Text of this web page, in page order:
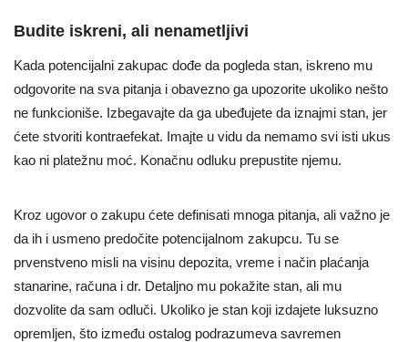
Budite iskreni, ali nenametljivi
Kada potencijalni zakupac dođe da pogleda stan, iskreno mu
odgovorite na sva pitanja i obavezno ga upozorite ukoliko nešto
ne funkcioniše. Izbegavajte da ga ubeđujete da iznajmi stan, jer
ćete stvoriti kontraefekat. Imajte u vidu da nemamo svi isti ukus
kao ni platežnu moć. Konačnu odluku prepustite njemu.
Kroz ugovor o zakupu ćete definisati mnoga pitanja, ali važno je
da ih i usmeno predočite potencijalnom zakupcu. Tu se
prvenstveno misli na visinu depozita, vreme i način plaćanja
stanarine, računa i dr. Detaljno mu pokažite stan, ali mu
dozvolite da sam odluči. Ukoliko je stan koji izdajete luksuzno
opremljen, što između ostalog podrazumeva savremen